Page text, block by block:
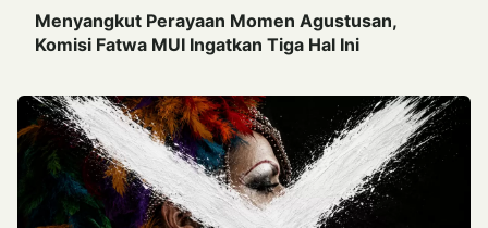
Menyangkut Perayaan Momen Agustusan,
Komisi Fatwa MUI Ingatkan Tiga Hal Ini